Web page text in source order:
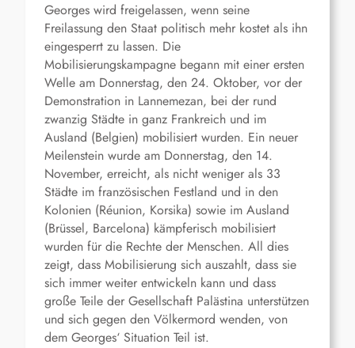
Georges wird freigelassen, wenn seine
Freilassung den Staat politisch mehr kostet als ihn
eingesperrt zu lassen. Die
Mobilisierungskampagne begann mit einer ersten
Welle am Donnerstag, den 24. Oktober, vor der
Demonstration in Lannemezan, bei der rund
zwanzig Städte in ganz Frankreich und im
Ausland (Belgien) mobilisiert wurden. Ein neuer
Meilenstein wurde am Donnerstag, den 14.
November, erreicht, als nicht weniger als 33
Städte im französischen Festland und in den
Kolonien (Réunion, Korsika) sowie im Ausland
(Brüssel, Barcelona) kämpferisch mobilisiert
wurden für die Rechte der Menschen. All dies
zeigt, dass Mobilisierung sich auszahlt, dass sie
sich immer weiter entwickeln kann und dass
große Teile der Gesellschaft Palästina unterstützen
und sich gegen den Völkermord wenden, von
dem Georges‘ Situation Teil ist.